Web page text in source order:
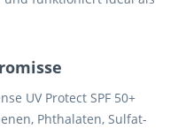
UV Protect SPF 50+
Phthalaten, Sulfat-